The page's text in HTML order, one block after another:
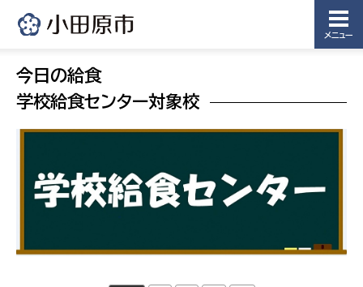
メニュー
今日の給食
学校給食センター対象校